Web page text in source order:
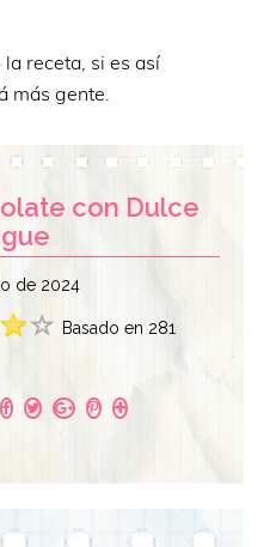
receta, si es así
más gente.
con Dulce
de 2024
Basado en 281